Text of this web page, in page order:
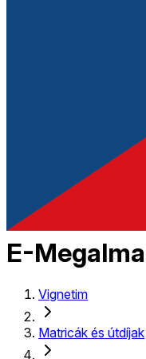
E-
Vignetim
Matricák és útdíjak